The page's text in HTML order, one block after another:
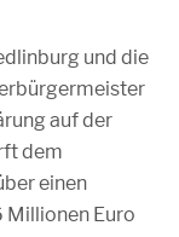
und die
auf der
dem
einen
Millionen Euro